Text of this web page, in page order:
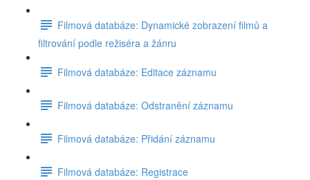
Filmová databáze: Dynamické zobrazení filmů a
filtrování podle režiséra a žánru
Filmová databáze: Editace záznamu
Filmová databáze: Odstranění záznamu
Filmová databáze: Přidání záznamu
Filmová databáze: Registrace